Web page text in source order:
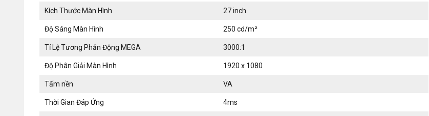
Kích Thước Màn Hình 27 inch
Độ Sáng Màn Hình 250 cd/m²
Tỉ Lệ Tương Phản Động MEGA 3000:1
Độ Phân Giải Màn Hình 1920 x 1080
Tấm nền VA
Thời Gian Đáp Ứng 4ms